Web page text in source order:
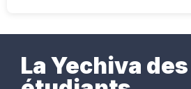
La Yechiva des